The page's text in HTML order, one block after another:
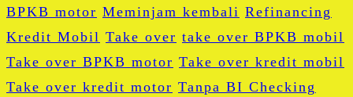
BPKB motor Meminjam kembali Refinancing
Kredit Mobil Take over take over BPKB mobil
Take over BPKB motor Take over kredit mobil
Take over kredit motor Tanpa BI Checking